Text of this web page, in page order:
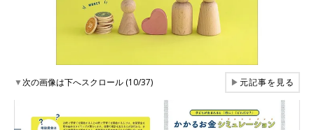
▼次の画像は下へスクロール (10/37) ▶元記事を見る